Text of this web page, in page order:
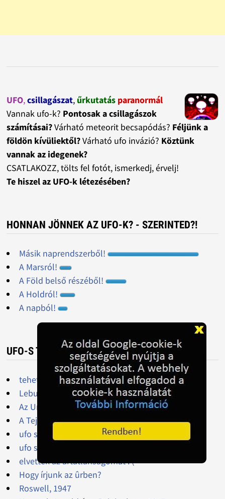
UFO,csillagászat, űrkutatás paranormál
Vannak ufo-k? Pontosak a csillagászok
számításai?Várható meteorit becsapódás? Féljünk a
földön kívüliektől?Várható ufo invázió? Köztünk
vannak az idegenek?
CSATLAKOZZ, tölts fel fotót, ismerkedj, érvelj!
Te hiszel az UFO-k létezésében?
HONNAN JÖNNEK AZ UFO-K? - SZERINTED?!
Másik naprendszerből!
A Marsról!
A Föld belső részéből!
A Holdról!
A napból!
UFO-S TÖRTÉNETEK
tehetséges szerzőket keres elektronikus kiadó
Lebukott az időutazó?!
Az Univerzum szerkezete
A Tejútrendszer szerkezete[szerkesztés
ufo szex a szobámban
ufo szex a szobámban
elvették az ártatlanságomat :'(
Hogy írjunk az ûrben?
Roswell, 1947